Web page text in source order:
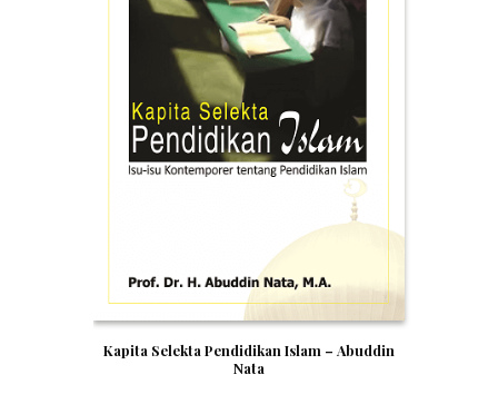
Kapita Selekta Pendidikan Islam – Abuddin
Nata